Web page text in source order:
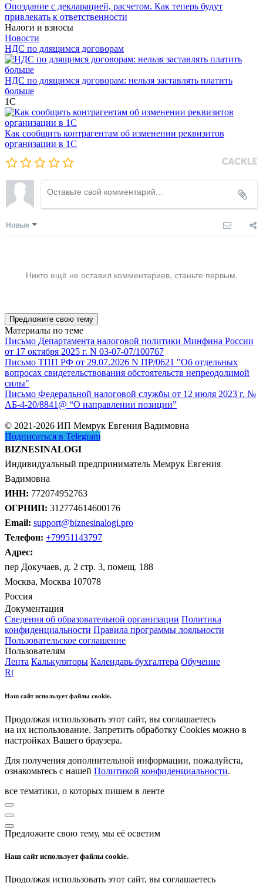
Опоздание с декларацией, расчетом. Как теперь будут
привлекать к ответственности
Налоги и взносы
Новости
НДС по длящимся договорам
НДС по длящимся договорам: нельзя заставлять платить
больше
1С
Как сообщить контрагентам об изменении реквизитов
организации в 1C
Новые
Никто ещё не оставил комментариев, станьте первым.
Предложите свою тему
Материалы по теме
Письмо Департамента налоговой политики Минфина России
от 17 октября 2025 г. N 03-07-07/100767
Письмо ТПП РФ от 29.07.2026 N ПР/0621 "Об отдельных
вопросах свидетельствования обстоятельств непреодолимой
силы"
Письмо Федеральной налоговой службы от 12 июля 2023 г. №
АБ-4-20/8841@ “О направлении позиции”
© 2021-2026 ИП Мемрук Евгения Вадимовна
Подписаться в Telegram
BIZNESINALOGI
Индивидуальный предприниматель Мемрук Евгения
Вадимовна
ИНН: 772074952763
ОГРНИП: 312774614600176
Email: support@biznesinalogi.pro
Телефон: +79951143797
Адрес:
пер Докучаев, д. 2 стр. 3, помещ. 188
Москва, Москва 107078
Россия
Документация
Сведения об образовательной организации Политика
конфиденциальности Правила программы лояльности
Пользовательское соглашение
Пользователям
Лента Калькуляторы Календарь бухгалтера Обучение
Rt
Наш сайт использует файлы cookie.
Продолжая использовать этот сайт, вы соглашаетесь
на их использование. Запретить обработку Cookies можно в
настройках Вашего браузера.
Для получения дополнительной информации, пожалуйста,
ознакомьтесь с нашей Политикой конфиденциальности.
все тематики, о которых пишем в ленте
Предложите свою тему, мы её осветим
Наш сайт использует файлы cookie.
Продолжая использовать этот сайт, вы соглашаетесь